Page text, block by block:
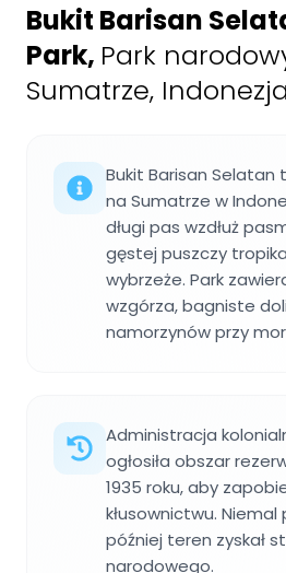
Bukit Barisan
Park, Park
Sumatrze,
Bukit Barisan Selatan
na Sumatrze w
długi pas wzdłuż
gęstej puszczy
wybrzeże. Park
wzgórza, bagniste
namorzynów przy
Administracja
ogłosiła obszar
1935 roku, aby
kłusownictwu.
później teren zyskał
narodowego.